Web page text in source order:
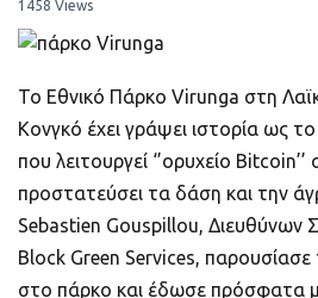
1458 Views
Το Εθνικό Πάρκο Virunga στη
Κονγκό έχει γράψει ιστορία ως
που λειτουργεί ‘’ορυχείο
προστατεύσει τα δάση και την
Sebastien Gouspillou, Διευθύνων
Block Green Services,
στο πάρκο και έδωσε πρόσφατα
ποιοτικό
Metamask τι είναι και πως
το πορτοφόλι;
Τι είναι τα NFTs
Νομοθεσία